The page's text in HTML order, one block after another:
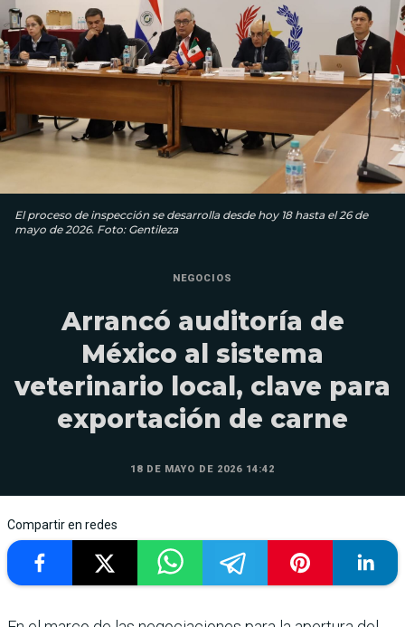
El proceso de inspección se desarrolla desde hoy 18 hasta el 26 de
mayo de 2026. Foto: Gentileza
NEGOCIOS
Arrancó auditoría de
México al sistema
veterinario local, clave para
exportación de carne
18 DE MAYO DE 2026 14:42
Compartir en redes